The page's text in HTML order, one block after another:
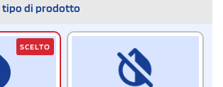
tipo di prodotto
SCELTO